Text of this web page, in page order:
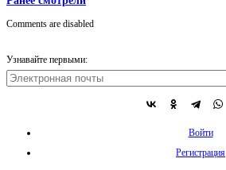
Comments are disabled
Узнавайте первыми:
Войти
Регистрация